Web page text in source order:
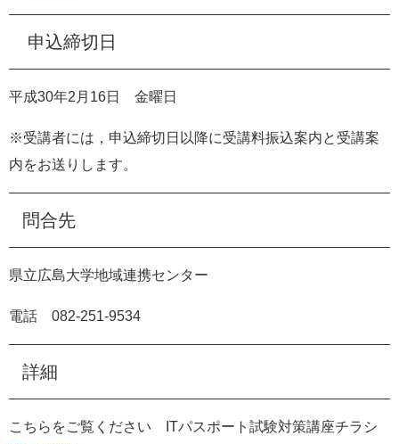
申込締切日
平成30年2 月 16日 金曜日
※受講者には，申込締切日以降に受講料振込案内と受講案
内をお送りします。
問合先
県立広島大学地域連携センター
電話 082-251-9534
詳細
こちらをご覧ください ITパスポート試験対策講座チラシ